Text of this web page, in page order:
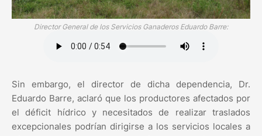
Director General de los Servicios Ganaderos Eduardo Barre:
Sin embargo, el director de dicha dependencia, Dr.
Eduardo Barre, aclaró que los productores afectados por
el déficit hídrico y necesitados de realizar traslados
excepcionales podrían dirigirse a los servicios locales a